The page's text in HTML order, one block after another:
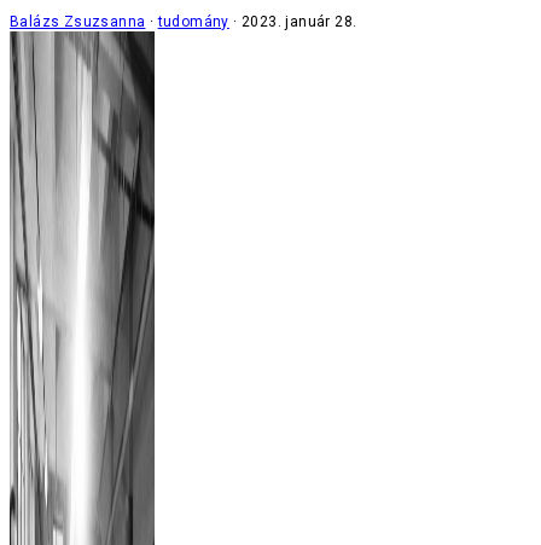
Balázs Zsuzsanna tudomány 2023. január 28.